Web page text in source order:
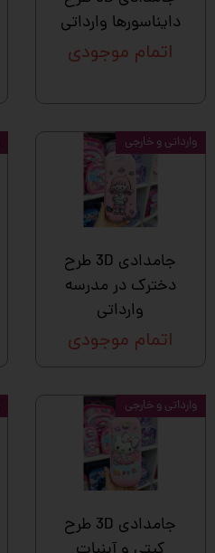
دایناسورها وارداتی
اتمام موجودی
جامدادی 3D طرح
دخترک در مدرسه
وارداتی
اتمام موجودی
وارداتی و خارجی
جامدادی 3D طرح
وارداتی و خارجی